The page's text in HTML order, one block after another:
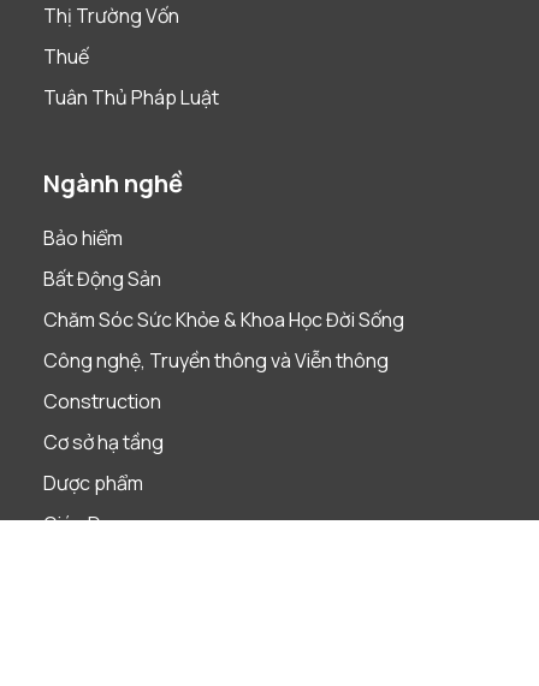
Thị Trường Vốn
Thuế
Tuân Thủ Pháp Luật
Ngành nghề
Bảo hiểm
Bất Động Sản
Chăm Sóc Sức Khỏe & Khoa Học Đời Sống
Công nghệ, Truyền thông và Viễn thông
Construction
Cơ sở hạ tầng
Dược phẩm
Giáo Dục